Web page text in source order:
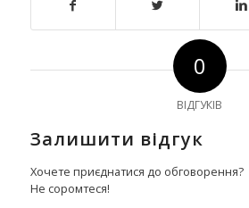
0
ВІДГУКІВ
Залишити відгук
Хочете приєднатися до обговорення?
Не соромтеся!